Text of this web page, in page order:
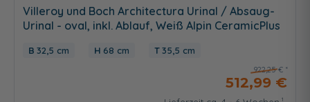
Villeroy und Boch Architectura Urinal / Absaug-
Urinal - oval, inkl. Ablauf, Weiß Alpin CeramicPlus
32,5 cm 68 cm 35,5 cm
922,25 €
512,99 €